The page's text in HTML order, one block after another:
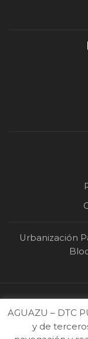
Urbanización
AGUAZU – DTC
y de